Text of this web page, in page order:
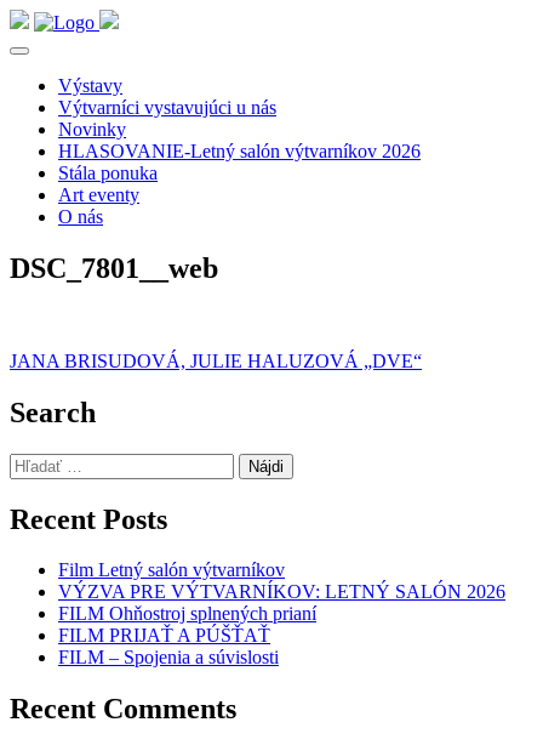
Výstavy
Výtvarníci vystavujúci u nás
Novinky
HLASOVANIE-Letný salón výtvarníkov 2026
Stála ponuka
Art eventy
O nás
DSC_7801__web
Navigácia
v
článku
JANA BRISUDOVÁ, JULIE HALUZOVÁ „DVE“
Search
Hľadať:
Recent Posts
Film Letný salón výtvarníkov
VÝZVA PRE VÝTVARNÍKOV: LETNÝ SALÓN 2026
FILM Ohňostroj splnených prianí
FILM PRIJAŤ A PÚŠŤAŤ
FILM – Spojenia a súvislosti
Recent Comments